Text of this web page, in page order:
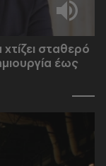
σταθερό
έως